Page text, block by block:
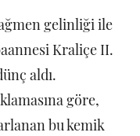
gelinliği ile
Kraliçe II.
aldı.
göre,
bu kemik